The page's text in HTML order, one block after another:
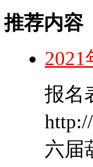
推荐内容
报名
六届